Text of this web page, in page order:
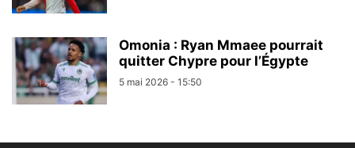
Omonia : Ryan Mmaee pourrait
quitter Chypre pour l’Égypte
5 mai 2026 - 15:50